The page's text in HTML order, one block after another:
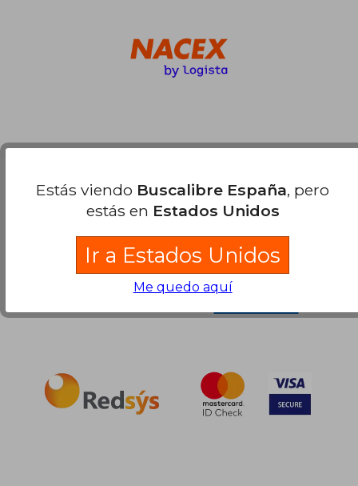
Compra Segura
Estás viendo Buscalibre España, pero
estás en Estados Unidos
Ir a Estados Unidos
Me quedo aquí